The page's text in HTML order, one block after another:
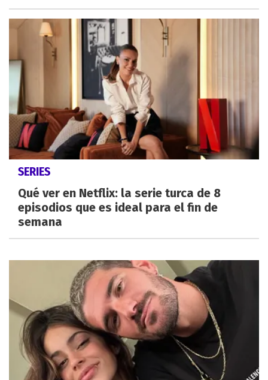
SERIES
Qué ver en Netflix: la serie turca de 8
episodios que es ideal para el fin de
semana